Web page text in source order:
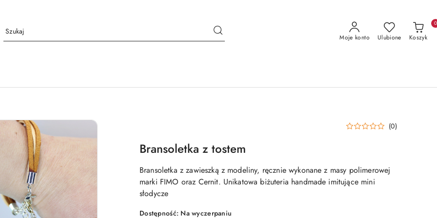
Moje konto Ulubione Koszyk
0
(0)
Bransoletka z tostem
Bransoletka z zawieszką z modeliny, ręcznie wykonane z masy polimerowej
marki FIMO oraz Cernit. Unikatowa biżuteria handmade imitujące mini
słodycze
Dostępność: Na wyczerpaniu